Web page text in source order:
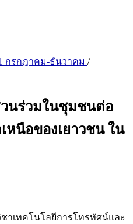
กรกฎาคม-ธันวาคม /
นร่วมในชุมชนต่อ
นือของเยาวชน ใน
าเทคโนโลยีการโทรทัศน์และ